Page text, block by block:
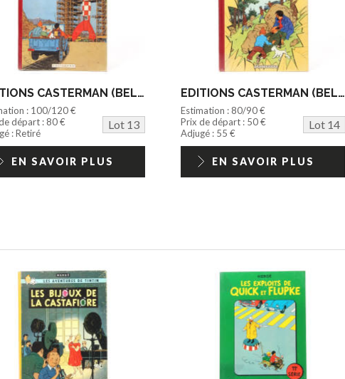
EDITIONS CASTERMAN (BELGIQUE) (1)
: 100/120 €
départ : 80 €
Lot 13
: Retiré
EN SAVOIR PLUS
EDITIONS CASTERMAN (BELGIQUE) (1)
Estimation : 80/90 €
Prix de départ : 50 €
Lot 14
Adjugé : 55 €
EN SAVOIR PLUS